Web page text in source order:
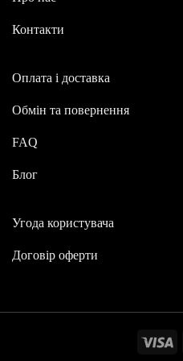
Контакти
Оплата і доставка
Обмін та повернення
FAQ
Блог
Угода користувача
Договір оферти